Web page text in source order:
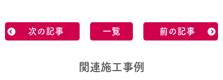
次の記事 一覧 前の記事
関連施工事例